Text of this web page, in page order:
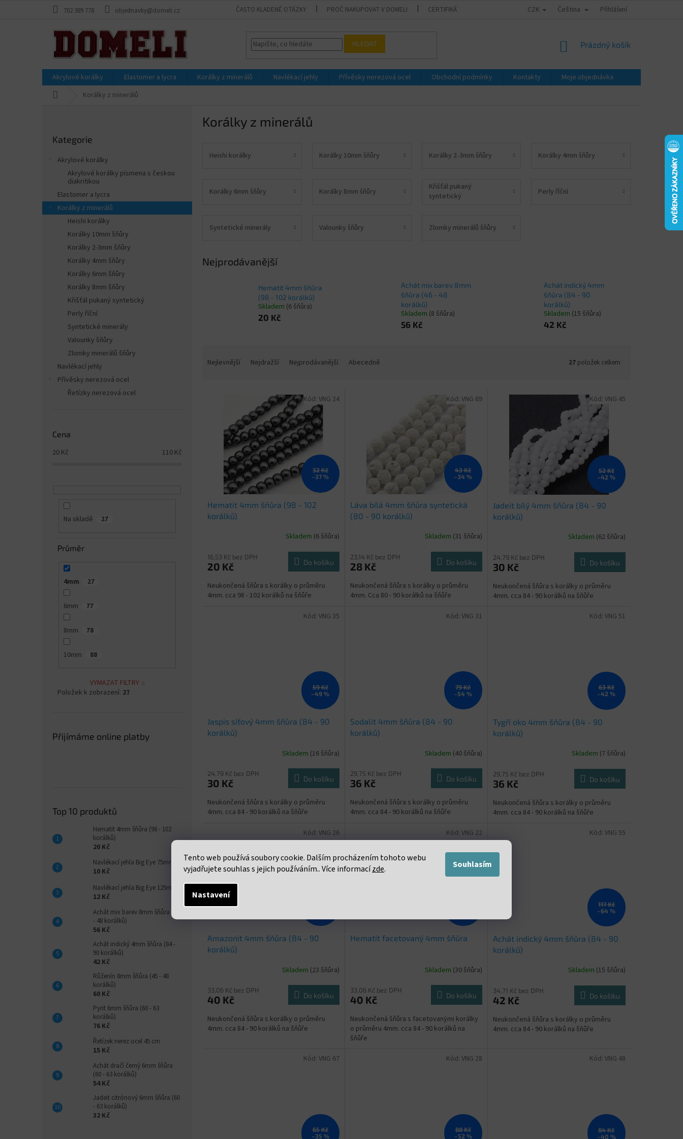
Tento web používá soubory cookie. Dalším procházením tohoto webu
vyjadřujete souhlas s jejich používáním.. Více informacízde.
Nastavení
Souhlasím
702 389 778 objednavky@domeli.cz ČASTO KLADENÉ OTÁZKY PROČ NAKUPOVAT V DOMELI CERTIFIKÁTY - ZNALECKÉ POSUDKY OBCHODNÍ PODMÍNKY
CZK Čeština Přihlášení
HLEDAT
NÁKUPNÍ
Prázdný košík
Akrylové korálky Elastomer a lycra Korálky z minerálů Navlékací jehly Přívěsky nerezová ocel Obchodní podmínky Kontakty
Moje objednávka
Korálky z minerálů
í
p
kategorie
Kategorie
Akrylové korálky
Akrylové korálky písmena s českou
diakritikou
Elastomer a lycra
Korálky z minerálů
Heishi korálky
Korálky 10mm šňůry
Korálky 2-3mm šňůry
Korálky 4mm šňůry
Korálky 6mm šňůry
Korálky 8mm šňůry
Křišťál pukaný syntetický
Perly říční
Syntetické minerály
Valounky šňůry
Zlomky minerálů šňůry
Navlékací jehly
Přívěsky nerezová ocel
Řetízky nerezová ocel
Cena
20 Kč 110 Kč
Na skladě 27
Průměr
4mm 27
6mm 77
8mm 78
10mm 88
VYMAZAT FILTRY
Položek k zobrazení: 27
Přijímáme online platby
Top 10 produktů
Hematit 4mm šňůra (98 - 102
korálků)
20 Kč
Navlékací jehla Big Eye 75mm
10 Kč
Navlékací jehla Big Eye 125mm
12 Kč
Achát mix barev 8mm šňůra (46
- 48 korálků)
56 Kč
Achát indický 4mm šňůra (84 -
90 korálků)
42 Kč
Růženín 8mm šňůra (45 - 48
korálků)
60 Kč
Pyrit 6mm šňůra (60 - 63
korálků)
76 Kč
Řetízek nerez ocel 45 cm
15 Kč
Achát dračí černý 6mm šňůra
(60 - 63 korálků)
54 Kč
Jadeit citrónový 6mm šňůra (60
- 63 korálků)
32 Kč
Korálky z minerálů
Heishi korálky Korálky 10mm šňůry Korálky 2-3mm šňůry Korálky 4mm šňůry
Korálky 6mm šňůry Korálky 8mm šňůry
Křišťál pukaný
syntetický
Perly říční
Syntetické minerály Valounky šňůry Zlomky minerálů šňůry
Nejprodávanější
Hematit 4mm šňůra
(98 - 102 korálků)
Skladem (6 šňůra)
20 Kč
Achát mix barev 8mm
šňůra (46 - 48
korálků)
Skladem (8 šňůra)
56 Kč
Achát indický 4mm
šňůra (84 - 90
korálků)
Skladem (15 šňůra)
42 Kč
Nejlevnější Nejdražší Nejprodávanější Abecedně 27 položek celkem
32 Kč
–37 %
Hematit 4mm šňůra (98 - 102
korálků)
Skladem (6 šňůra)
16,53 Kč bez DPH
20 Kč Do košíku
Neukončená šňůra s korálky o průměru
4mm. cca 98 - 102 korálků na šňůře
Kód: VNG 24
43 Kč
–34 %
Láva bílá 4mm šňůra syntetická
(80 - 90 korálků)
Skladem (31 šňůra)
23,14 Kč bez DPH
28 Kč Do košíku
Neukončená šňůra s korálky o průměru
4mm. Cca 80 - 90 korálků na šňůře
Kód: VNG 69
52 Kč
–42 %
Jadeit bílý 4mm šňůra (84 - 90
korálků)
Skladem (62 šňůra)
24,79 Kč bez DPH
30 Kč Do košíku
Neukončená šňůra s korálky o průměru
4mm. cca 84 - 90 korálků na šňůře
Kód: VNG 45
59 Kč
–49 %
Jaspis síťový 4mm šňůra (84 - 90
korálků)
Skladem (16 šňůra)
24,79 Kč bez DPH
30 Kč Do košíku
Neukončená šňůra s korálky o průměru
4mm. cca 84 - 90 korálků na šňůře
Kód: VNG 35
79 Kč
–54 %
Sodalit 4mm šňůra (84 - 90
korálků)
Skladem (40 šňůra)
29,75 Kč bez DPH
36 Kč Do košíku
Neukončená šňůra s korálky o průměru
4mm. cca 84 - 90 korálků na šňůře
Kód: VNG 31
63 Kč
–42 %
Tygří oko 4mm šňůra (84 - 90
korálků)
Skladem (7 šňůra)
29,75 Kč bez DPH
36 Kč Do košíku
Neukončená šňůra s korálky o průměru
4mm. cca 84 - 90 korálků na šňůře
Kód: VNG 51
Amazonit 4mm šňůra (84 - 90
korálků)
Skladem (23 šňůra)
33,06 Kč bez DPH
40 Kč Do košíku
Neukončená šňůra s korálky o průměru
4mm. cca 84 - 90 korálků na šňůře
Kód: VNG 26
Hematit facetovaný 4mm šňůra
Skladem (30 šňůra)
33,06 Kč bez DPH
40 Kč Do košíku
Neukončená šňůra s facetovanými korálky
o průměru 4mm. cca 84 - 90 korálků na
šňůře
Kód: VNG 22
117 Kč
–64 %
Achát indický 4mm šňůra (84 - 90
korálků)
Skladem (15 šňůra)
34,71 Kč bez DPH
42 Kč Do košíku
Neukončená šňůra s korálky o průměru
4mm. cca 84 - 90 korálků na šňůře
Kód: VNG 55
65 Kč
–35 %
Kód: VNG 67
88 Kč
–52 %
Kód: VNG 28
84 Kč
–40 %
Kód: VNG 48